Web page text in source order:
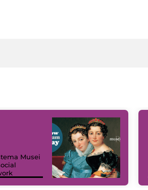
Musei